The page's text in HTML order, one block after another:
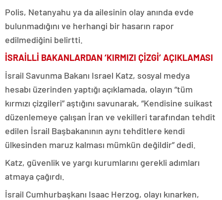
Polis, Netanyahu ya da ailesinin olay anında evde
bulunmadığını ve herhangi bir hasarın rapor
edilmediğini belirtti.
İSRAİLLİ BAKANLARDAN ‘KIRMIZI ÇİZGİ’ AÇIKLAMASI
İsrail Savunma Bakanı Israel Katz, sosyal medya
hesabı üzerinden yaptığı açıklamada, olayın “tüm
kırmızı çizgileri” aştığını savunarak, “Kendisine suikast
düzenlemeye çalışan İran ve vekilleri tarafından tehdit
edilen İsrail Başbakanının aynı tehditlere kendi
ülkesinden maruz kalması mümkün değildir” dedi.
Katz, güvenlik ve yargı kurumlarını gerekli adımları
atmaya çağırdı.
İsrail Cumhurbaşkanı Isaac Herzog, olayı kınarken,